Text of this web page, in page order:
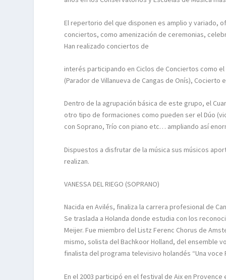
El repertorio del que disponen es amplio y variado,
conciertos, como amenización de ceremonias,
Han realizado conciertos de
interés participando en Ciclos de Conciertos como el
(Parador de Villanueva de Cangas de Onís), Cocierto
Dentro de la agrupación básica de este grupo, el
otro tipo de formaciones como pueden ser el Dúo
con Soprano, Trío con piano etc… ampliando así
Dispuestos a disfrutar de la música sus músicos
realizan.
VANESSA DEL RIEGO (SOPRANO)
Nacida en Avilés, finaliza la carrera profesional de
Se traslada a Holanda donde estudia con los
Meijer. Fue miembro del Listz Ferenc Chorus de
mismo, solista del Bachkoor Holland, del ensemble
finalista del programa televisivo holandés “Una voce
En el 2003 participó en el festival de Aix en